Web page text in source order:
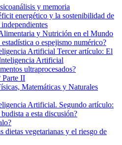
y memoria
energético y la sostenibilidad de
y Nutrición en el Mundo
o espejismo numérico?
Artificial Tercer artículo: El
Artificial
ultraprocesados?
Parte II
Matemáticas y Naturales
Artificial. Segundo artículo:
a esta discusión?
dietas vegetarianas y el riesgo de